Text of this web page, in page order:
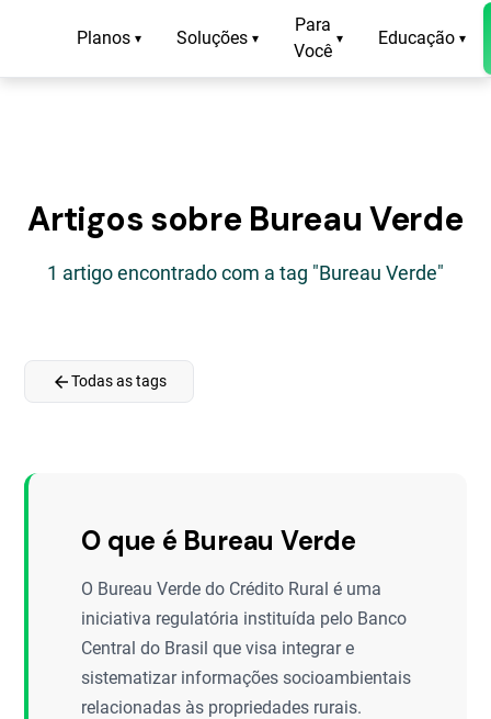
Planos ▾ Soluções ▾
Para
Você
▾ Educação ▾
Artigos sobre Bureau Verde
1 artigo encontrado com a tag "Bureau Verde"
arrow_backTodas as tags
O que é Bureau Verde
O Bureau Verde do Crédito Rural é uma
iniciativa regulatória instituída pelo Banco
Central do Brasil que visa integrar e
sistematizar informações socioambientais
relacionadas às propriedades rurais.